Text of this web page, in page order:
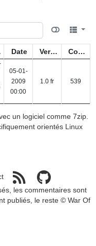
Date Version Compteur
05-01-
2009
00:00
1.0 fr 539
un logiciel comme 7zip.
orientés Linux
les commentaires sont
publiés, le reste © War Of